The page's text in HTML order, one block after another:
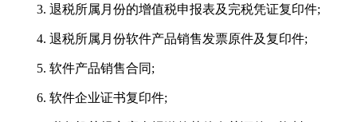
3. 退税所属月份的增值税申报表及完税凭证复印件;
4. 退税所属月份软件产品销售发票原件及复印件;
5. 软件产品销售合同;
6. 软件企业证书复印件;